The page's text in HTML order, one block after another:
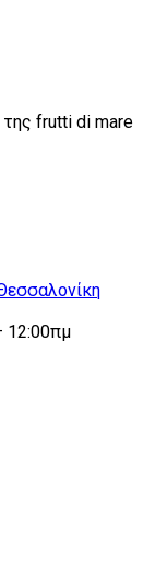
frutti di mare
12:00πμ